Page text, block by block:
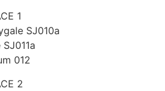
1
SJ010a
012
2